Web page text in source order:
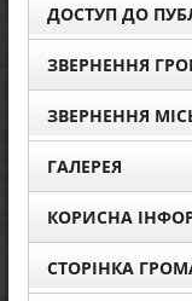
ДОСТУП ДО
ЗВЕРНЕННЯ
ЗВЕРНЕННЯ
ГАЛЕРЕЯ
КОРИСНА
СТОРІНКА